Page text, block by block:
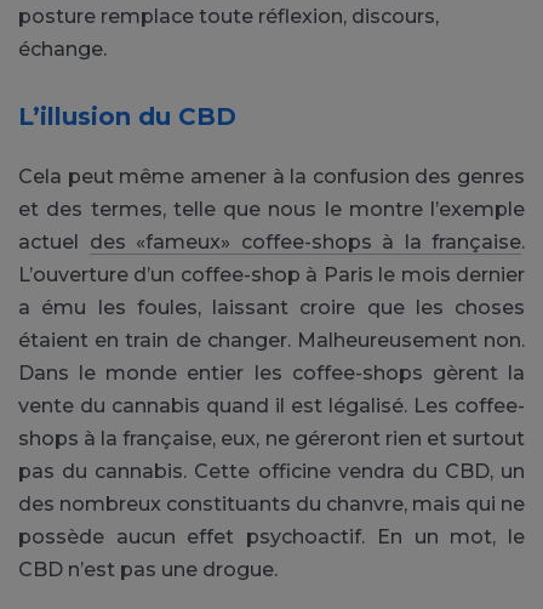
posture remplace toute réflexion, discours,
échange.
L’illusion du CBD
Cela peut même amener à la confusion des genres
et des termes, telle que nous le montre l’exemple
actuel des «fameux» coffee-shops à la française.
L’ouverture d’un coffee-shop à Paris le mois dernier
a ému les foules, laissant croire que les choses
étaient en train de changer. Malheureusement non.
Dans le monde entier les coffee-shops gèrent la
vente du cannabis quand il est légalisé. Les coffee-
shops à la française, eux, ne géreront rien et surtout
pas du cannabis. Cette officine vendra du CBD, un
des nombreux constituants du chanvre, mais qui ne
possède aucun effet psychoactif. En un mot, le
CBD n’est pas une drogue.